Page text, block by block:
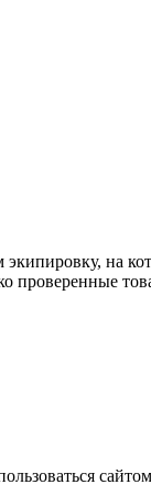
на
проверенные